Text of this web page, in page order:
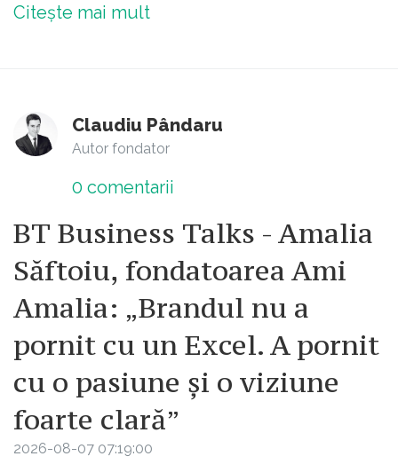
Citește mai mult
Claudiu Pândaru
Autor fondator
0 comentarii
BT Business Talks - Amalia
Săftoiu, fondatoarea Ami
Amalia: „Brandul nu a
pornit cu un Excel. A pornit
cu o pasiune și o viziune
foarte clară”
2026-08-07 07:19:00